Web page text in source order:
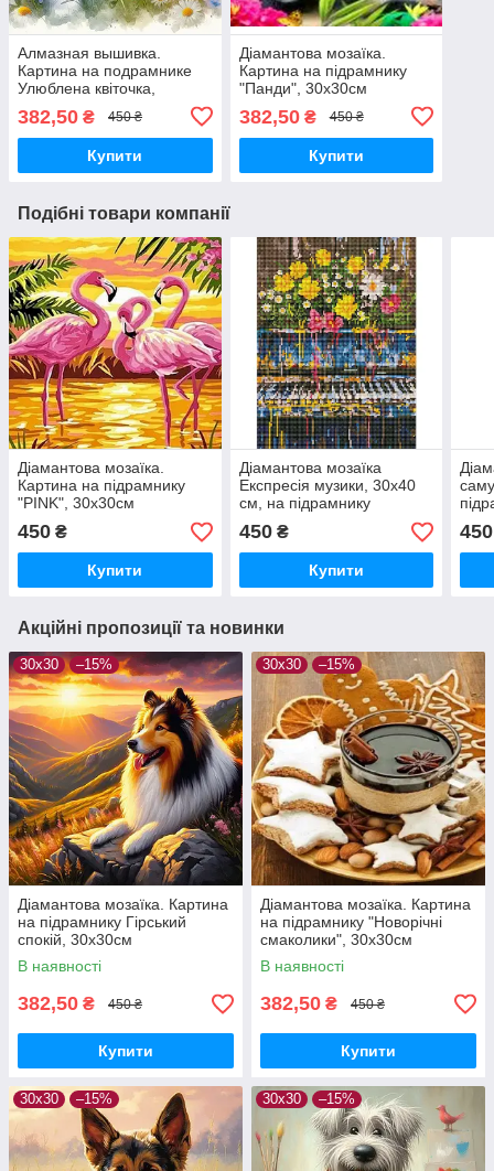
Алмазная вышивка.
Картина на подрамнике
Улюблена квіточка,
382,50 ₴ 450 ₴
Купити
Діамантова мозаїка.
Картина на підрамнику
"Панди", 30х30см
382,50₴ 450 ₴
Купити
Подібні товари компанії
Діамантова мозаїка.
Картина на підрамнику
"PINK", 30х30см
450 ₴
Купити
Діамантова мозаїка
Експресія музики, 30х40
см, на підрамнику
450₴
Купити
450
Акційні пропозиції та новинки
30x30 –15%
Діамантова мозаїка. Картина
на підрамнику Гірський
спокій, 30х30см
В наявності
382,50 ₴ 450 ₴
Купити
30x30 –15%
Діамантова мозаїка. Картина
на підрамнику "Новорічні
смаколики", 30х30см
В наявності
382,50 ₴ 450 ₴
Купити
30x30 –15% 30x30 –15%